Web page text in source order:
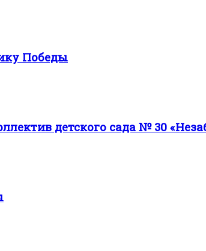
Победы
детского сада № 30